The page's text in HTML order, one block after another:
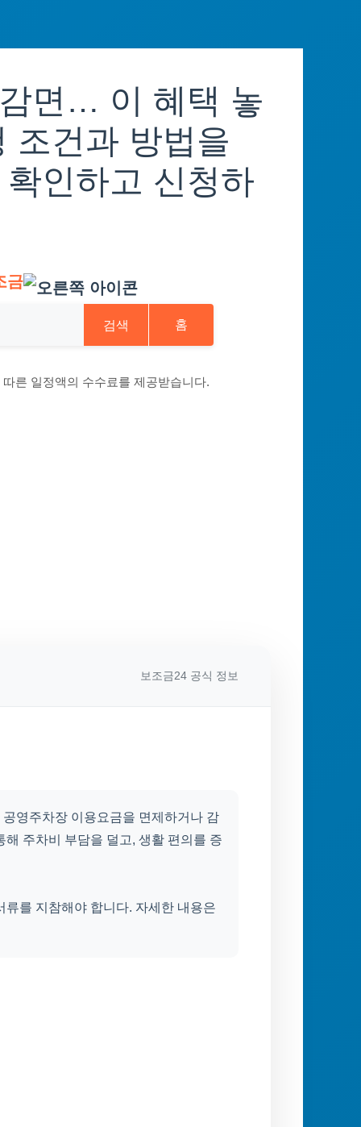
면… 이 혜택 놓
조건과 방법을
인하고 신청하
금
검색 홈
른 일정액의 수수료를 제공받습니다.
보조금24 공식 정보
영주차장 이용요금을 면제하거나 감
주차비 부담을 덜고, 생활 편의를 증
를 지참해야 합니다. 자세한 내용은